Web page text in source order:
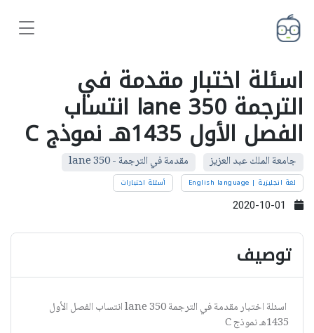
اسئلة اختبار مقدمة في
الترجمة lane 350 انتساب
الفصل الأول 1435هـ نموذج C
جامعة الملك عبد العزيز مقدمة في الترجمة - lane 350
لغة انجليزية | English language أسئلة اختبارات
توصيف
اسئلة اختبار مقدمة في الترجمة lane 350 انتساب الفصل الأول
1435هـ نموذج C